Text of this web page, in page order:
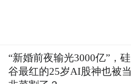
“新婚前夜输光3000亿”，硅
谷最红的25岁AI股神也被当